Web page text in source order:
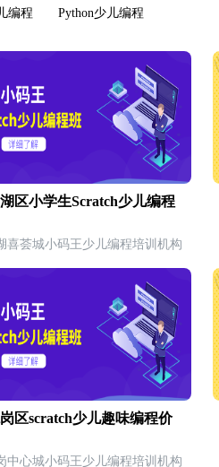
编程 Python少儿编程
区小学生Scratch少儿编程
喜荟城小码王少儿编程培训机构
区scratch少儿趣味编程价
中心城小码王少儿编程培训机构